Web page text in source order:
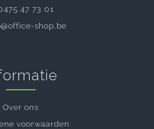
47 73 01
shop.be
Over ons
voorwaarden